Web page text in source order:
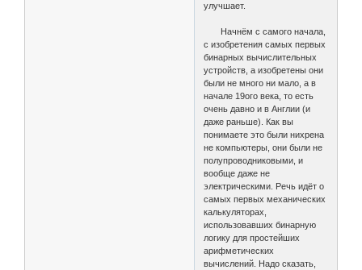
улучшает.
Начнём с самого начала,
с изобретения самых первых
бинарных вычислительных
устройств, а изобретены они
были не много ни мало, а в
начале 19ого века, то есть
очень давно и в Англии (и
даже раньше). Как вы
понимаете это были нихрена
не компьютеры, они были не
полупроводниковыми, и
вообще даже не
электрическими. Речь идёт о
самых первых механических
калькуляторах,
использовавших бинарную
логику для простейших
арифметических
вычислений. Надо сказать,